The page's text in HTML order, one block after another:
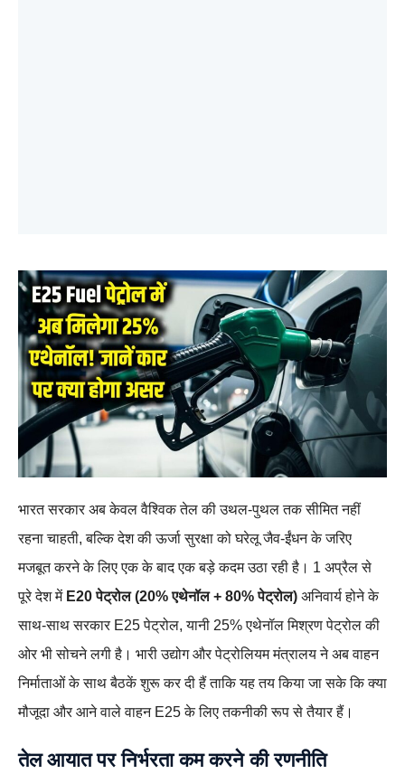
भारत सरकार अब केवल वैश्विक तेल की उथल‑पुथल तक सीमित नहीं
रहना चाहती, बल्कि देश की ऊर्जा सुरक्षा को घरेलू जैव‑ईंधन के जरिए
मजबूत करने के लिए एक के बाद एक बड़े कदम उठा रही है। 1 अप्रैल से
पूरे देश में E20 पेट्रोल (20% एथेनॉल + 80% पेट्रोल) अनिवार्य होने के
साथ‑साथ सरकार E25 पेट्रोल, यानी 25% एथेनॉल मिश्रण पेट्रोल की
ओर भी सोचने लगी है। भारी उद्योग और पेट्रोलियम मंत्रालय ने अब वाहन
निर्माताओं के साथ बैठकें शुरू कर दी हैं ताकि यह तय किया जा सके कि क्या
मौजूदा और आने वाले वाहन E25 के लिए तकनीकी रूप से तैयार हैं।
तेल आयात पर निर्भरता कम करने की रणनीति